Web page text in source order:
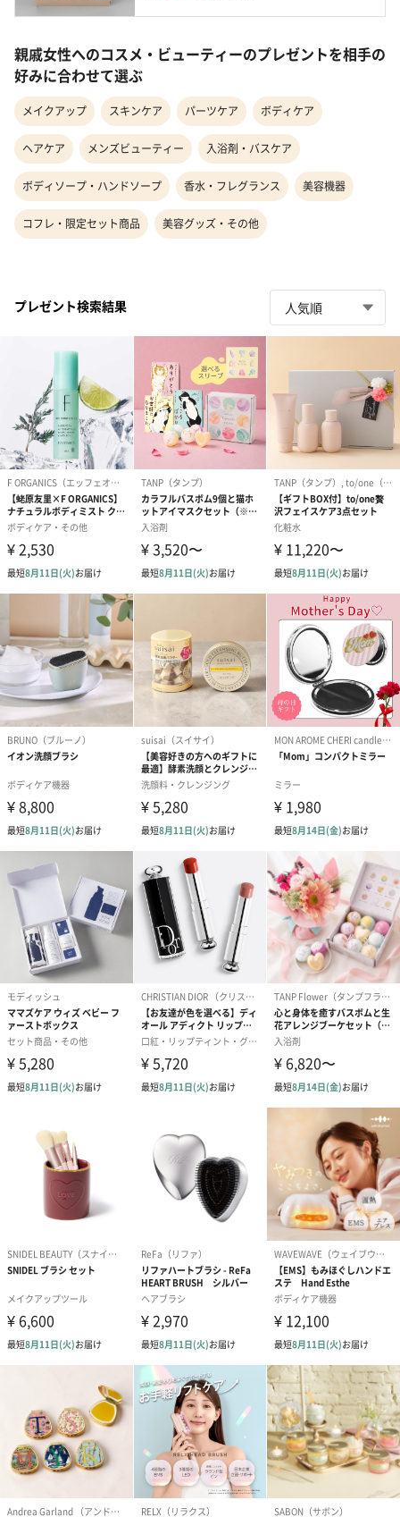
親戚女性へのコスメ・ビューティーのプレゼントを相手の
好みに合わせて選ぶ
メイクアップ スキンケア パーツケア ボディケア
ヘアケア メンズビューティー 入浴剤・バスケア
ボディソープ・ハンドソープ 香水・フレグランス 美容機器
コフレ・限定セット商品 美容グッズ・その他
プレゼント検索結果